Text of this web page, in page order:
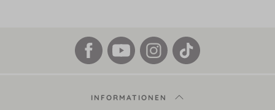
INFORMATIONEN